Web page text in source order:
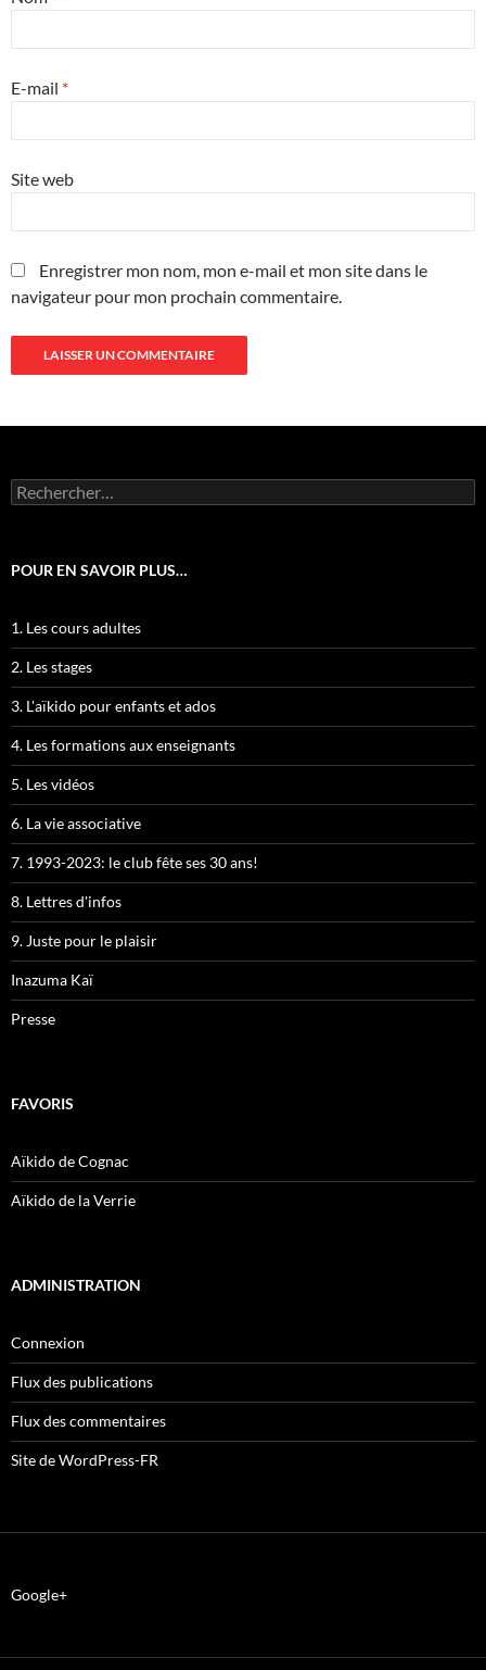
E-mail *
Site web
Enregistrer mon nom, mon e-mail et mon site dans le
navigateur pour mon prochain commentaire.
Rechercher :
POUR EN SAVOIR PLUS…
1. Les cours adultes
2. Les stages
3. L'aïkido pour enfants et ados
4. Les formations aux enseignants
5. Les vidéos
6. La vie associative
7. 1993-2023: le club fête ses 30 ans!
8. Lettres d'infos
9. Juste pour le plaisir
Inazuma Kaï
Presse
FAVORIS
Aïkido de Cognac
Aïkido de la Verrie
ADMINISTRATION
Connexion
Flux des publications
Flux des commentaires
Site de WordPress-FR
Google+